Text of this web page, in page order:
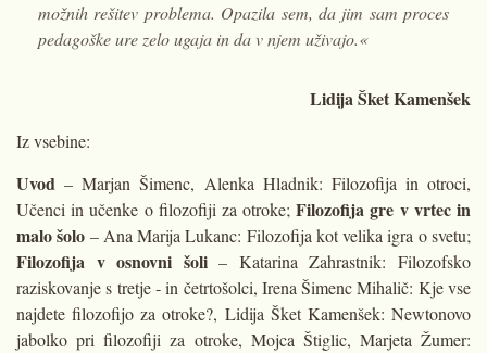
možnih rešitev problema. Opazila sem, da jim sam proces
pedagoške ure zelo ugaja in da v njem uživajo.«
Lidija Šket Kamenšek
Iz vsebine:
Uvod – Marjan Šimenc, Alenka Hladnik: Filozofija in otroci,
Učenci in učenke o filozofiji za otroke;Filozofija gre v vrtec in
malo šolo – Ana Marija Lukanc: Filozofija kot velika igra o svetu;
Filozofija v osnovni šoli– Katarina Zahrastnik: Filozofsko
raziskovanje s tretje ‐ in četrtošolci, Irena Šimenc Mihalič: Kje vse
najdete filozofijo za otroke?, Lidija Šket Kamenšek: Newtonovo
jabolko pri filozofiji za otroke, Mojca Štiglic, Marjeta Žumer: